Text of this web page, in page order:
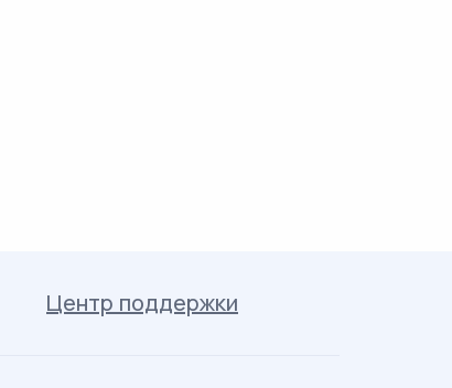
Центр поддержки